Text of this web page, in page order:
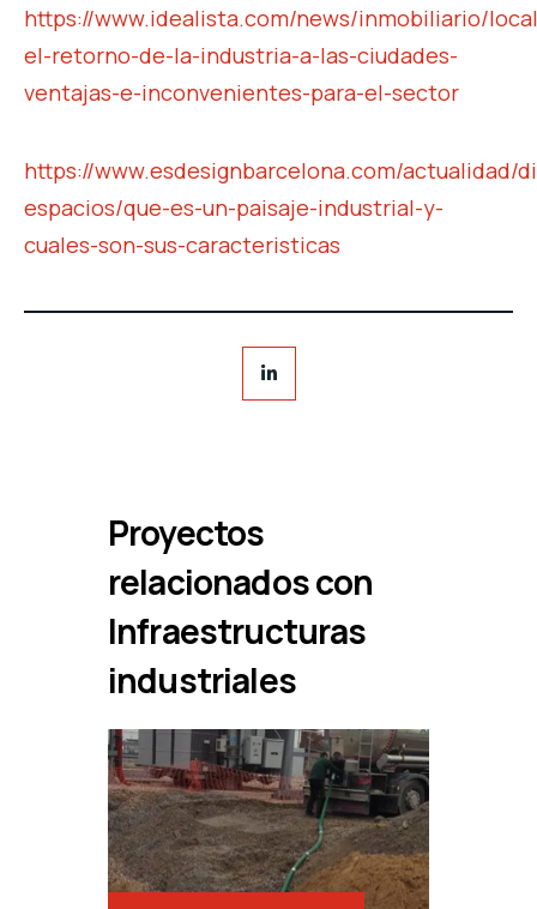
https://www.idealista.com/news/inmobiliario/
el-retorno-de-la-industria-a-las-ciudades-
ventajas-e-inconvenientes-para-el-sector
https://www.esdesignbarcelona.com/actualidad/
espacios/que-es-un-paisaje-industrial-y-
cuales-son-sus-caracteristicas
Proyectos
relacionados con
Infraestructuras
industriales